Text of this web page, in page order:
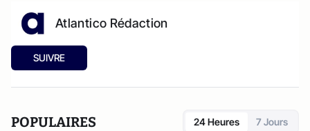
Atlantico Rédaction
SUIVRE
POPULAIRES 24 Heures 7 Jours